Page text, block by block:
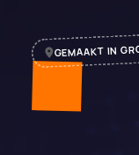
GEMAAKT IN